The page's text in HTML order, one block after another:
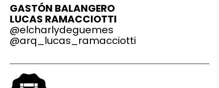
GASTÓN BALANGERO
LUCAS RAMACCIOTTI
@elcharlydeguemes
@arq_lucas_ramacciotti